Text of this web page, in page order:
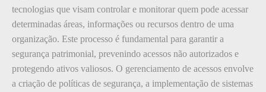
tecnologias que visam controlar e monitorar quem pode acessar
determinadas áreas, informações ou recursos dentro de uma
organização. Este processo é fundamental para garantir a
segurança patrimonial, prevenindo acessos não autorizados e
protegendo ativos valiosos. O gerenciamento de acessos envolve
a criação de políticas de segurança, a implementação de sistemas